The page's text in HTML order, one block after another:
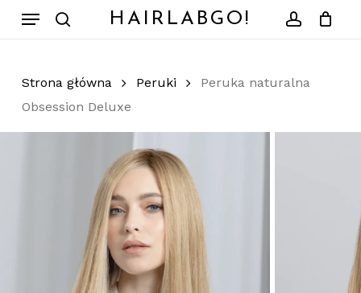
HAIRLABGO!
Menu
Strona główna Peruki
Peruka naturalna
Obsession Deluxe